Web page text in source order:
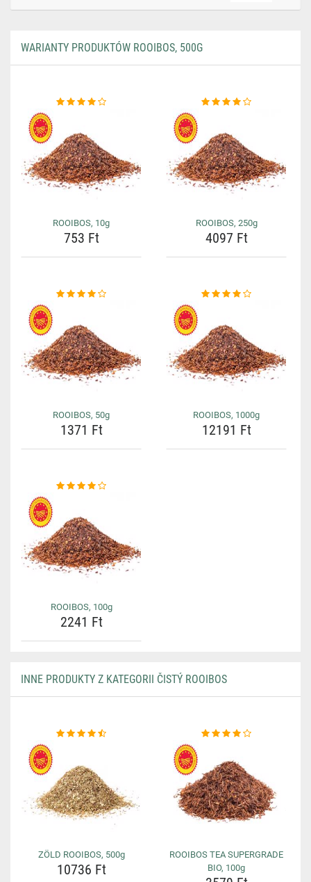
WARIANTY PRODUKTÓW ROOIBOS, 500G
ROOIBOS, 10g
753 Ft
ROOIBOS, 250g
4097 Ft
ROOIBOS, 50g
1371 Ft
ROOIBOS, 1000g
12191 Ft
ROOIBOS, 100g
2241 Ft
INNE PRODUKTY Z KATEGORII ČISTÝ ROOIBOS
ZÖLD ROOIBOS, 500g
10736 Ft
ROOIBOS TEA SUPERGRADE
BIO, 100g